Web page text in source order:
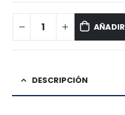
DESCRIPCIÓN